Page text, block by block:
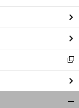
ン
ド
ウ
で
開
く
新
し
い
ウ
ィ